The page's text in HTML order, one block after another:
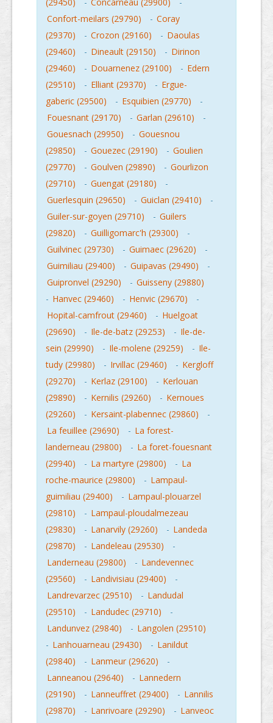
(29450)
- Concarneau (29900)
-
Confort-meilars (29790)
- Coray
(29370)
- Crozon (29160) - Daoulas
(29460)
- Dineault (29150) - Dirinon
(29460)
- Douarnenez (29100) - Edern
(29510)
- Elliant (29370) - Ergue-
gaberic (29500)
- Esquibien (29770)
-
Fouesnant (29170)
- Garlan (29610)
-
Gouesnach (29950)
- Gouesnou
(29850)
- Gouezec (29190) - Goulien
(29770)
- Goulven (29890) - Gourlizon
(29710)
- Guengat (29180)
-
Guerlesquin (29650)
- Guiclan (29410)
-
Guiler-sur-goyen (29710)
- Guilers
(29820)
- Guilligomarc'h (29300)
-
Guilvinec (29730)
- Guimaec (29620)
-
Guimiliau (29400)
- Guipavas (29490)
-
Guipronvel (29290)
- Guisseny (29880)
- Hanvec (29460) - Henvic (29670)
-
Hopital-camfrout (29460)
- Huelgoat
(29690)
- Ile-de-batz (29253) - Ile-de-
sein (29990)
- Ile-molene (29259) - Ile-
tudy (29980)
- Irvillac (29460) - Kergloff
(29270)
- Kerlaz (29100) - Kerlouan
(29890)
- Kernilis (29260) - Kernoues
(29260)
- Kersaint-plabennec (29860)
-
La feuillee (29690)
- La forest-
landerneau (29800)
- La foret-fouesnant
(29940)
- La martyre (29800) - La
roche-maurice (29800)
- Lampaul-
guimiliau (29400)
- Lampaul-plouarzel
(29810)
- Lampaul-ploudalmezeau
(29830)
- Lanarvily (29260) - Landeda
(29870)
- Landeleau (29530)
-
Landerneau (29800)
- Landevennec
(29560)
- Landivisiau (29400)
-
Landrevarzec (29510)
- Landudal
(29510)
- Landudec (29710)
-
Landunvez (29840)
- Langolen (29510)
- Lanhouarneau (29430) - Lanildut
(29840)
- Lanmeur (29620)
-
Lanneanou (29640)
- Lannedern
(29190)
- Lanneuffret (29400) - Lannilis
(29870)
- Lanrivoare (29290) - Lanveoc